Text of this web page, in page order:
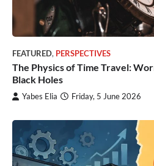
FEATURED, PERSPECTIVES
The Physics of Time Travel:
Black Holes
Yabes Elia Friday, 5 June 2026